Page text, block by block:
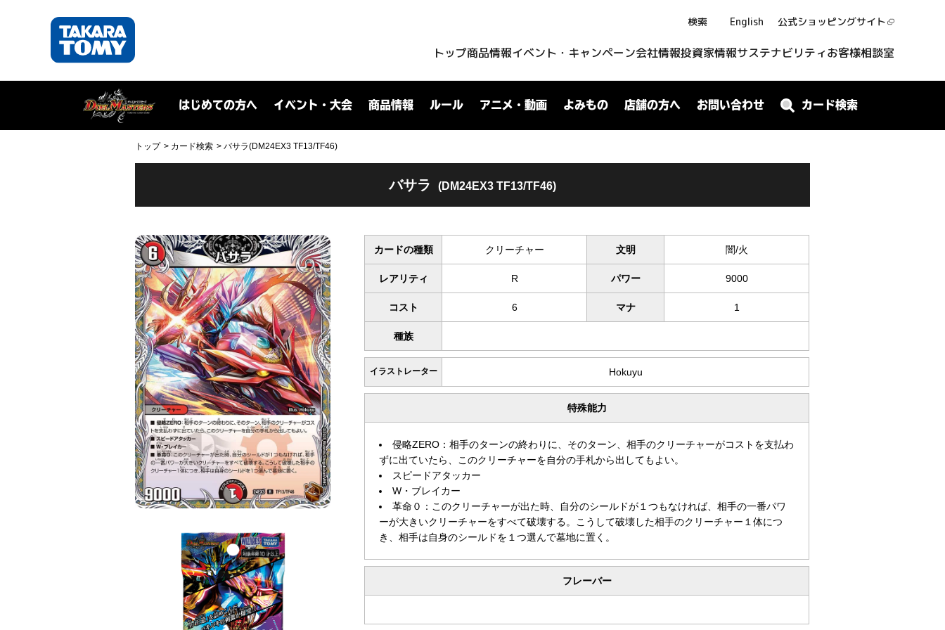
検索 English 公式ショッピングサイト
トップ商品情報イベント・キャンペーン会社情報投資家情報サステナビリティお客様相談室
はじめての方へ イベント・大会 商品情報 ルール アニメ・動画 よみもの 店舗の方へ お問い合わせ カード検索
トップ カード検索 バサラ(DM24EX3 TF13/TF46)
バサラ (DM24EX3 TF13/TF46)
カードの種類 クリーチャー 文明 闇/火
レアリティ R パワー 9000
コスト 6 マナ 1
種族
イラストレーター Hokuyu
特殊能力
侵略ZERO：相手のターンの終わりに、そのターン、相手のクリーチャーがコストを支払わ
ずに出ていたら、このクリーチャーを自分の手札から出してもよい。
スピードアタッカー
W・ブレイカー
革命０：このクリーチャーが出た時、自分のシールドが１つもなければ、相手の一番パワ
ーが大きいクリーチャーをすべて破壊する。こうして破壊した相手のクリーチャー１体につ
き、相手は自身のシールドを１つ選んで墓地に置く。
フレーバー